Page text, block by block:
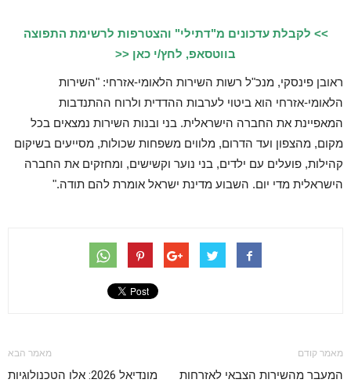
>> לקבלת עדכונים מ"דתילי" והצטרפות לרשימת התפוצה
בווטסאפ, לחץ/י כאן <<
ראובן פינסקי, מנכ"ל רשות השירות הלאומי-אזרחי: "השירות
הלאומי-אזרחי הוא ביטוי לערבות ההדדית ולרוח ההתנדבות
המאפיינת את החברה הישראלית. בני ובנות השירות נמצאים בכל
מקום, מהצפון ועד הדרום, מלווים משפחות שכולות, מסייעים בשיקום
קהילות, פועלים עם ילדים, בני נוער וקשישים, ומחזקים את החברה
הישראלית מדי יום. השבוע מדינת ישראל אומרת להם תודה."
מאמר קודם
המעבר מהשירות הצבאי לאזרחות
מאמר הבא
מונדיאל 2026: אלו הטכנולוגיות